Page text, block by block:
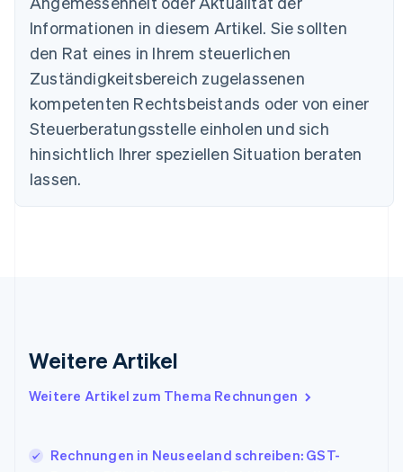
Informationen in diesem Artikel. Sie sollten
den Rat eines in Ihrem steuerlichen
Zuständigkeitsbereich zugelassenen
kompetenten Rechtsbeistands oder von einer
Steuerberatungsstelle einholen und sich
hinsichtlich Ihrer speziellen Situation beraten
lassen.
Weitere Artikel
Weitere Artikel zum Thema Rechnungen
Rechnungen in Neuseeland schreiben: GST-
Dänemark
English
DeutschEnglish
Estland
English
Festlandchina
简体中文English
Finnland
Frankreich
FrançaisEnglish
English
Italien
Italiano English
EnglishFrançais